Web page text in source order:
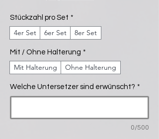
Stückzahl pro Set *
4er Set 6er Set 8er Set
Mit / Ohne Halterung *
Mit Halterung Ohne Halterung
Welche Untersetzer sind erwünscht? *
0/500